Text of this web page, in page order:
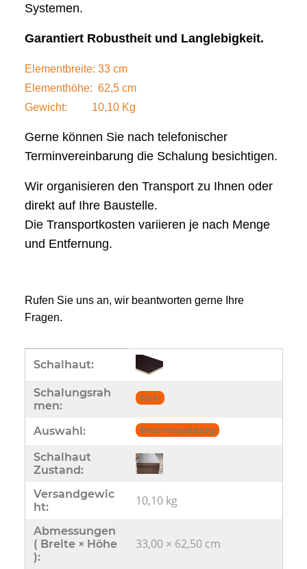
Systemen.
Garantiert Robustheit und Langlebigkeit.
Elementbreite: 33 cm
Elementhöhe: 62,5 cm
Gewicht: 10,10 Kg
Gerne können Sie nach telefonischer
Terminvereinbarung die Schalung besichtigen.
Wir organisieren den Transport zu Ihnen oder
direkt auf Ihre Baustelle.
Die Transportkosten variieren je nach Menge
und Entfernung.
Rufen Sie uns an, wir beantworten gerne Ihre
Fragen.
Produkteigenschaft
Wert
Schalhaut:
Schalungsrah
men:
Stahl
Auswahl: Betonverarbeitung
Schalhaut
Zustand:
Versandgewic
ht:
10,10 kg
Abmessungen
( Breite × Höhe
):
33,00 × 62,50 cm